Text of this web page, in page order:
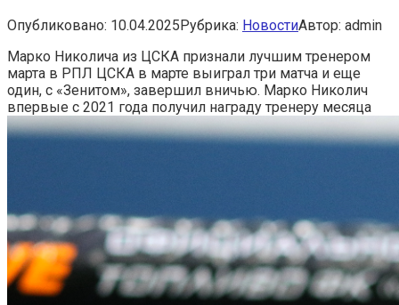
Опубликовано: 10.04.2025Рубрика: НовостиАвтор: admin
Марко Николича из ЦСКА признали лучшим тренером
марта в РПЛ ЦСКА в марте выиграл три матча и еще
один, с «Зенитом», завершил вничью. Марко Николич
впервые с 2021 года получил награду тренеру месяца